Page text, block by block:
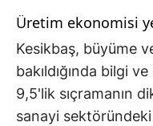
Üretim ekonomisi
Kesikbaş, büyüme
bakıldığında bilgi
9,5'lik sıçramanın
sanayi